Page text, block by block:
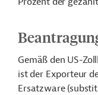
Gemäß den US-
ist der Exporteur
Ersatzware